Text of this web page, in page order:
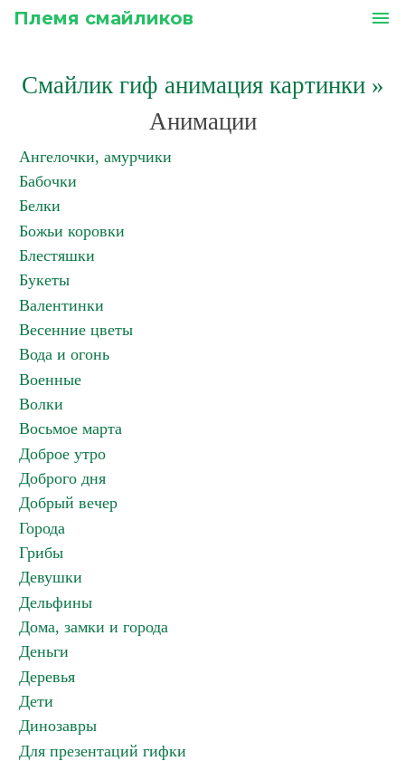
Племя смайликов menu
Смайлик гиф анимация картинки»
Анимации
Ангелочки, амурчики
Бабочки
Белки
Божьи коровки
Блестяшки
Букеты
Валентинки
Весенние цветы
Вода и огонь
Военные
Волки
Восьмое марта
Доброе утро
Доброго дня
Добрый вечер
Города
Грибы
Девушки
Дельфины
Дома, замки и города
Деньги
Деревья
Дети
Динозавры
Для презентаций гифки